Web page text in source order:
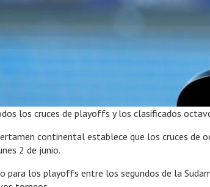
los cruces de playoffs y los clasificados
continental establece que los cruces de
2 de junio.
para los playoffs entre los segundos de la